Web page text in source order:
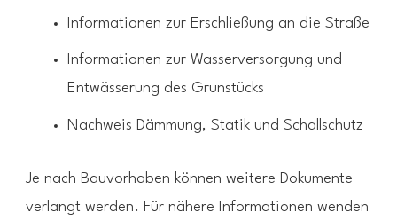
Informationen zur Erschließung an die Straße
Informationen zur Wasserversorgung und
Entwässerung des Grunstücks
Nachweis Dämmung, Statik und Schallschutz
Je nach Bauvorhaben können weitere Dokumente
verlangt werden. Für nähere Informationen wenden